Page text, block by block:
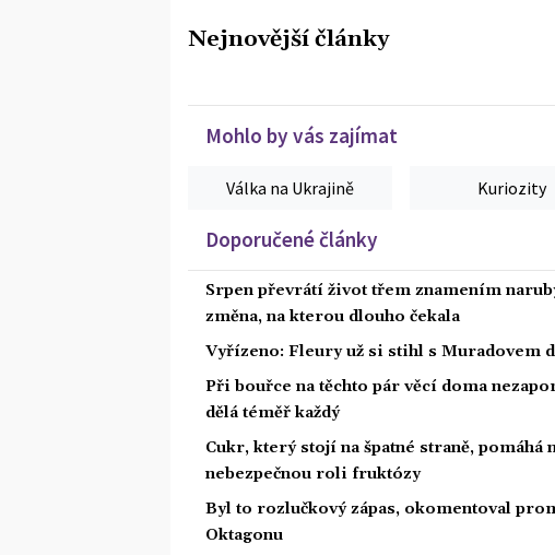
Nejnovější články
Mohlo by vás zajímat
Válka na Ukrajině Kuriozity
Doporučené články
Srpen převrátí život třem znamením
změna, na kterou dlouho čekala
Vyřízeno: Fleury už si stihl s Muradovem
Při bouřce na těchto pár věcí doma
dělá téměř každý
Cukr, který stojí na špatné straně,
nebezpečnou roli fruktózy
Byl to rozlučkový zápas, okomentoval
Oktagonu